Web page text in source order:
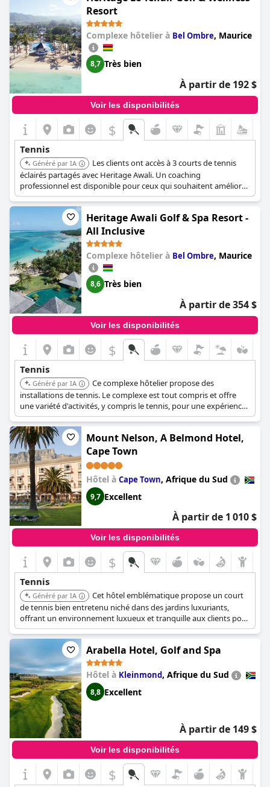
Resort
Complexe hôtelier à Bel Ombre, Maurice
8,7 Très bien
À partir de 192 $
Voir les disponibilités
$
Tennis
Généré par IA
Les clients ont accès à 3 courts de tennis
éclairés partagés avec Heritage Awali. Un coaching
professionnel est disponible pour ceux qui souhaitent améliorer
leur jeu.
Heritage Awali Golf & Spa Resort -
All Inclusive
Complexe hôtelier à Bel Ombre, Maurice
8,6 Très bien
À partir de 354 $
Voir les disponibilités
$
Tennis
Généré par IA
Ce complexe hôtelier propose des
installations de tennis. Le complexe est tout compris et offre
une variété d'activités, y compris le tennis, pour une expérience
de vacances complète.
Mount Nelson, A Belmond Hotel,
Cape Town
Hôtel à Cape Town, Afrique du Sud
9,7 Excellent
À partir de 1 010 $
Voir les disponibilités
$
Tennis
Généré par IA
Cet hôtel emblématique propose un court
de tennis bien entretenu niché dans des jardins luxuriants,
offrant un environnement luxueux et tranquille aux clients pour
profiter d'une partie. Il est réputé pour son service exceptionnel
et ses hébergements élégants.
Arabella Hotel, Golf and Spa
Hôtel à Kleinmond, Afrique du Sud
8,8 Excellent
À partir de 149 $
Voir les disponibilités
$